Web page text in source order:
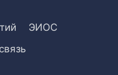
ЭИОС